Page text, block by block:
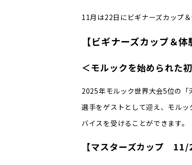
11月は22日にビギナーズカップ
【ビギナーズカップ＆
＜モルックを始められた
2025年モルック世界大会5位の「
選手をゲストとして迎え、モル
バイスを受けることができます。
【マスターズカップ 11/